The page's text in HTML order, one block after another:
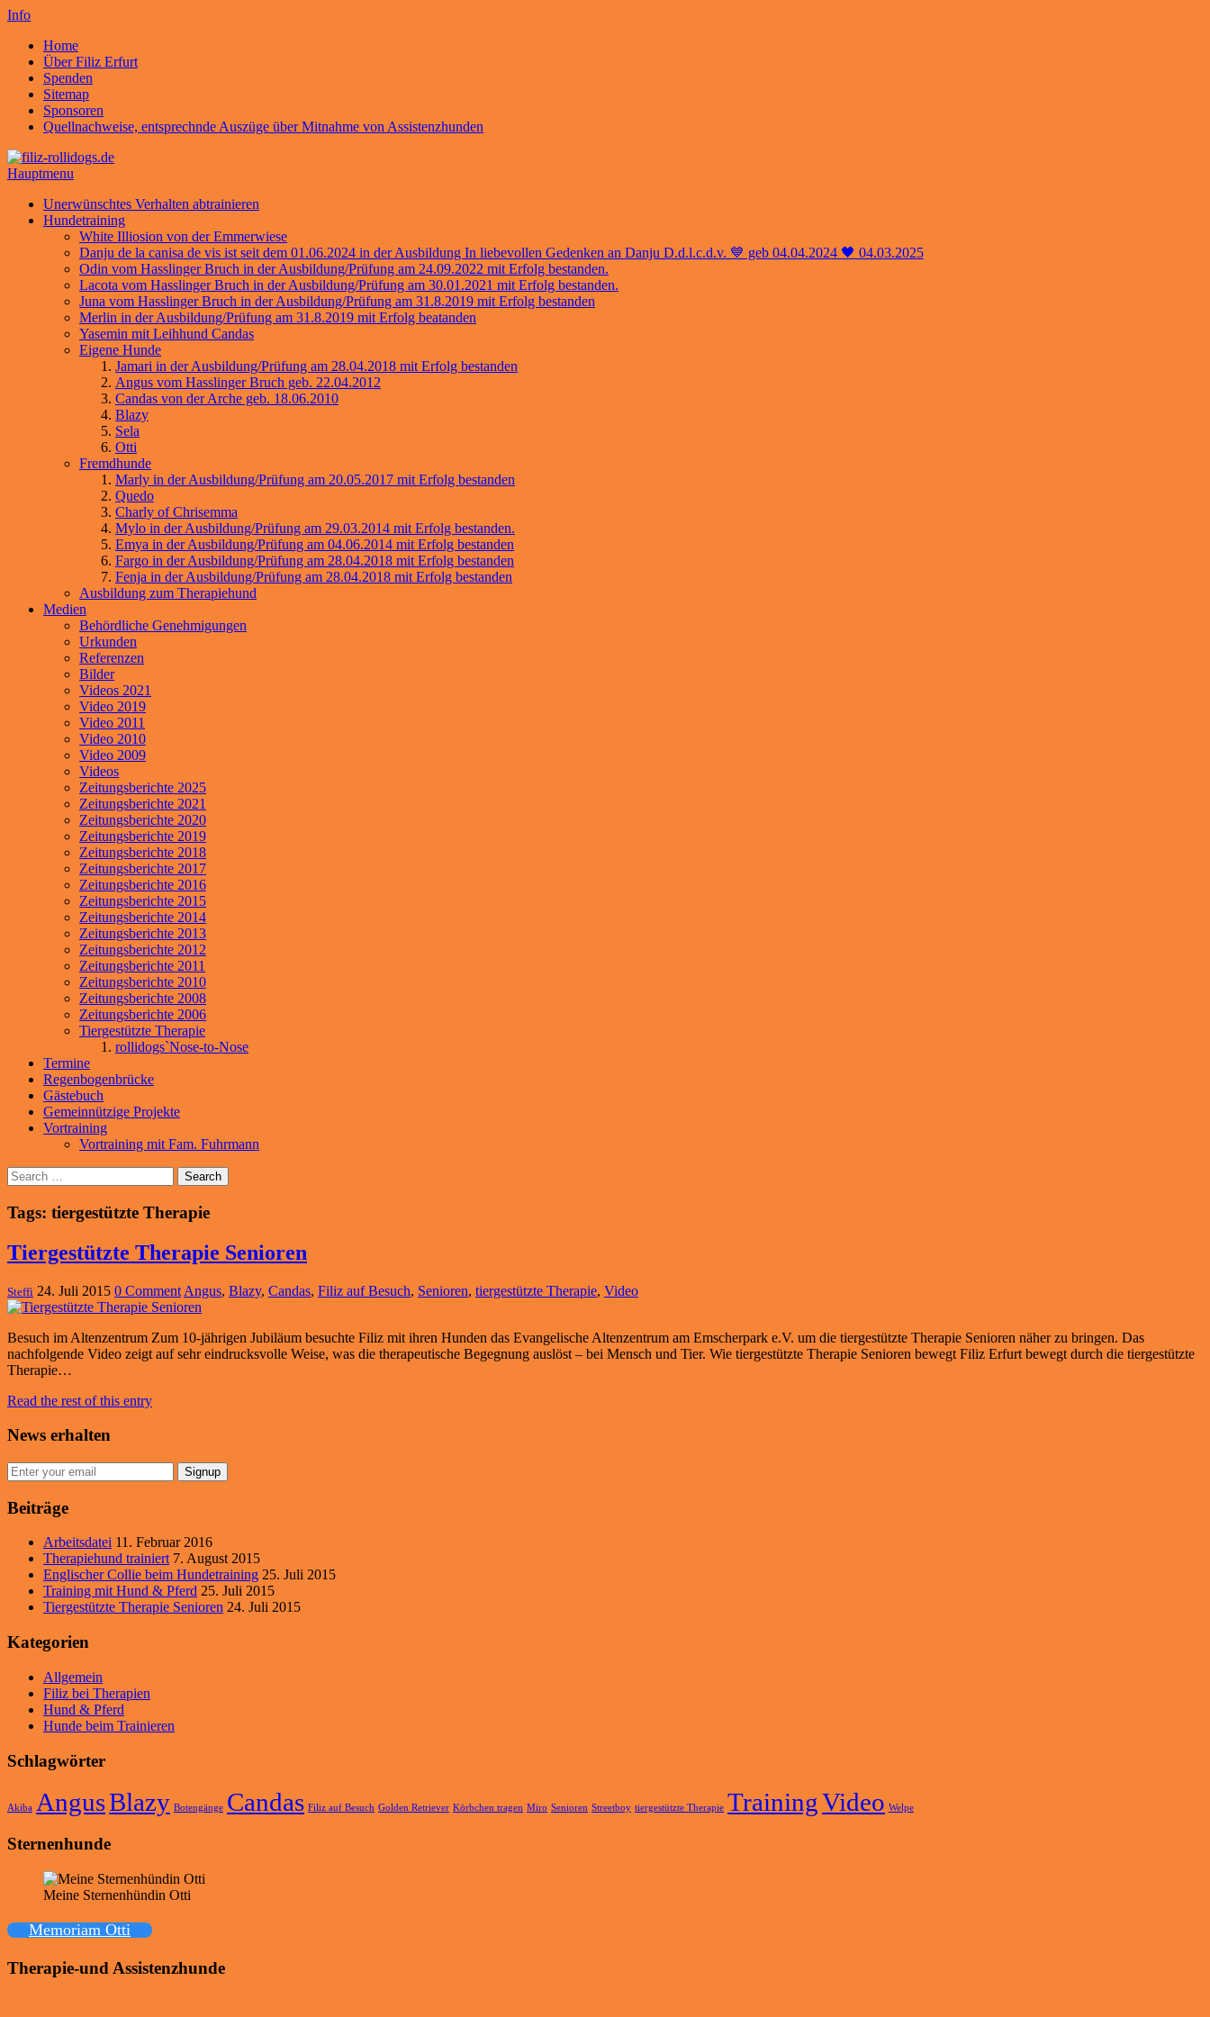
Info
Home
Über Filiz Erfurt
Spenden
Sitemap
Sponsoren
Quellnachweise, entsprechnde Auszüge über Mitnahme von Assistenzhunden
Hauptmenu
Unerwünschtes Verhalten abtrainieren
Hundetraining
White Illiosion von der Emmerwiese
Danju de la canisa de vis ist seit dem 01.06.2024 in der Ausbildung In liebevollen Gedenken an Danju D.d.l.c.d.v. 💙 geb 04.04.2024 🖤 04.03.2025
Odin vom Hasslinger Bruch in der Ausbildung/Prüfung am 24.09.2022 mit Erfolg bestanden.
Lacota vom Hasslinger Bruch in der Ausbildung/Prüfung am 30.01.2021 mit Erfolg bestanden.
Juna vom Hasslinger Bruch in der Ausbildung/Prüfung am 31.8.2019 mit Erfolg bestanden
Merlin in der Ausbildung/Prüfung am 31.8.2019 mit Erfolg beatanden
Yasemin mit Leihhund Candas
Eigene Hunde
Jamari in der Ausbildung/Prüfung am 28.04.2018 mit Erfolg bestanden
Angus vom Hasslinger Bruch geb. 22.04.2012
Candas von der Arche geb. 18.06.2010
Blazy
Sela
Otti
Fremdhunde
Marly in der Ausbildung/Prüfung am 20.05.2017 mit Erfolg bestanden
Quedo
Charly of Chrisemma
Mylo in der Ausbildung/Prüfung am 29.03.2014 mit Erfolg bestanden.
Emya in der Ausbildung/Prüfung am 04.06.2014 mit Erfolg bestanden
Fargo in der Ausbildung/Prüfung am 28.04.2018 mit Erfolg bestanden
Fenja in der Ausbildung/Prüfung am 28.04.2018 mit Erfolg bestanden
Ausbildung zum Therapiehund
Medien
Behördliche Genehmigungen
Urkunden
Referenzen
Bilder
Videos 2021
Video 2019
Video 2011
Video 2010
Video 2009
Videos
Zeitungsberichte 2025
Zeitungsberichte 2021
Zeitungsberichte 2020
Zeitungsberichte 2019
Zeitungsberichte 2018
Zeitungsberichte 2017
Zeitungsberichte 2016
Zeitungsberichte 2015
Zeitungsberichte 2014
Zeitungsberichte 2013
Zeitungsberichte 2012
Zeitungsberichte 2011
Zeitungsberichte 2010
Zeitungsberichte 2008
Zeitungsberichte 2006
Tiergestützte Therapie
rollidogs`Nose-to-Nose
Termine
Regenbogenbrücke
Gästebuch
Gemeinnützige Projekte
Vortraining
Vortraining mit Fam. Fuhrmann
Search
Tags: tiergestützte Therapie
Tiergestützte Therapie Senioren
Steffi 24. Juli 2015 0 Comment Angus, Blazy, Candas, Filiz auf Besuch, Senioren, tiergestützte Therapie, Video
Besuch im Altenzentrum Zum 10-jährigen Jubiläum besuchte Filiz mit ihren Hunden das Evangelische Altenzentrum am Emscherpark e.V. um die tiergestützte Therapie Senioren näher zu bringen. Das
nachfolgende Video zeigt auf sehr eindrucksvolle Weise, was die therapeutische Begegnung auslöst – bei Mensch und Tier. Wie tiergestützte Therapie Senioren bewegt Filiz Erfurt bewegt durch die tiergestützte
Therapie…
Read the rest of this entry
News erhalten
Signup
Beiträge
Arbeitsdatei 11. Februar 2016
Therapiehund trainiert 7. August 2015
Englischer Collie beim Hundetraining 25. Juli 2015
Training mit Hund & Pferd 25. Juli 2015
Tiergestützte Therapie Senioren 24. Juli 2015
Kategorien
Allgemein
Filiz bei Therapien
Hund & Pferd
Hunde beim Trainieren
Schlagwörter
Akiba AngusBlazy Botengänge Candas Filiz auf Besuch Golden Retriever Körbchen tragen Miro Senioren Streetboy tiergestützte Therapie TrainingVideo Welpe
Sternenhunde
Meine Sternenhündin Otti
Memoriam Otti
Therapie-und Assistenzhunde